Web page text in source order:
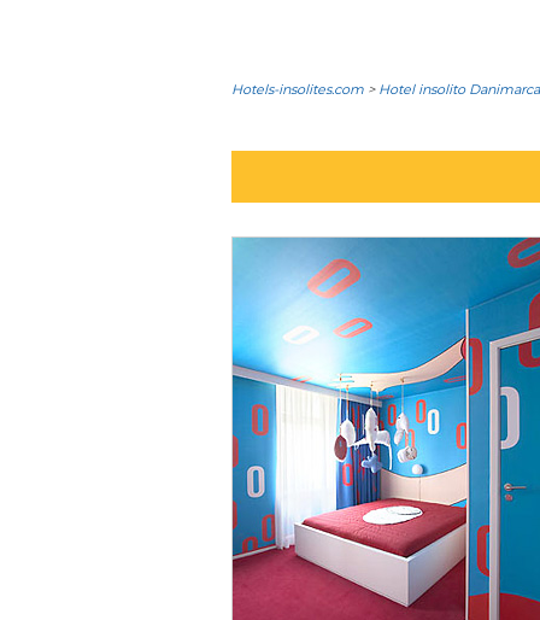
Hotels-insolites.com > Hotel insolito Danimarca